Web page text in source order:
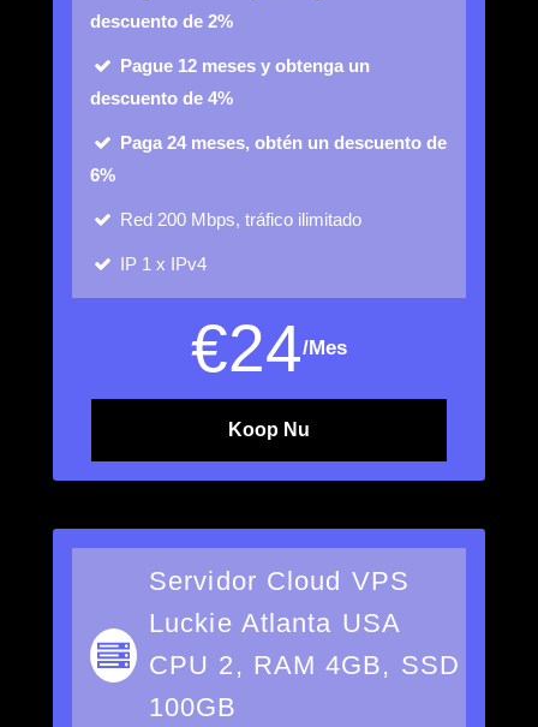
descuento de 2%
Pague 12 meses y obtenga un
descuento de 4%
Paga 24 meses, obtén un descuento de
6%
Red 200 Mbps, tráfico ilimitado
IP 1 x IPv4
€24/Mes
Koop Nu
Servidor Cloud VPS
Luckie Atlanta USA
CPU 2, RAM 4GB, SSD
100GB